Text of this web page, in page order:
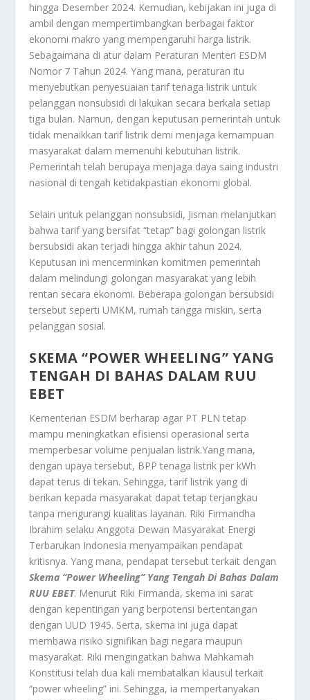
hingga Desember 2024. Kemudian, kebijakan ini juga di
ambil dengan mempertimbangkan berbagai faktor
ekonomi makro yang mempengaruhi harga listrik.
Sebagaimana di atur dalam Peraturan Menteri ESDM
Nomor 7 Tahun 2024. Yang mana, peraturan itu
menyebutkan penyesuaian tarif tenaga listrik untuk
pelanggan nonsubsidi di lakukan secara berkala setiap
tiga bulan. Namun, dengan keputusan pemerintah untuk
tidak menaikkan tarif listrik demi menjaga kemampuan
masyarakat dalam memenuhi kebutuhan listrik.
Pemerintah telah berupaya menjaga daya saing industri
nasional di tengah ketidakpastian ekonomi global.
Selain untuk pelanggan nonsubsidi, Jisman melanjutkan
bahwa tarif yang bersifat “tetap” bagi golongan listrik
bersubsidi akan terjadi hingga akhir tahun 2024.
Keputusan ini mencerminkan komitmen pemerintah
dalam melindungi golongan masyarakat yang lebih
rentan secara ekonomi. Beberapa golongan bersubsidi
tersebut seperti UMKM, rumah tangga miskin, serta
pelanggan sosial.
SKEMA “POWER WHEELING” YANG
TENGAH DI BAHAS DALAM RUU
EBET
Kementerian ESDM berharap agar PT PLN tetap
mampu meningkatkan efisiensi operasional serta
memperbesar volume penjualan listrik.Yang mana,
dengan upaya tersebut, BPP tenaga listrik per kWh
dapat terus di tekan. Sehingga, tarif listrik yang di
berikan kepada masyarakat dapat tetap terjangkau
tanpa mengurangi kualitas layanan. Riki Firmandha
Ibrahim selaku Anggota Dewan Masyarakat Energi
Terbarukan Indonesia menyampaikan pendapat
kritisnya. Yang mana, pendapat tersebut terkait dengan
Skema “Power Wheeling” Yang Tengah Di Bahas Dalam
RUU EBET. Menurut Riki Firmanda, skema ini sarat
dengan kepentingan yang berpotensi bertentangan
dengan UUD 1945. Serta, skema ini juga dapat
membawa risiko signifikan bagi negara maupun
masyarakat. Riki mengingatkan bahwa Mahkamah
Konstitusi telah dua kali membatalkan klausul terkait
“power wheeling” ini. Sehingga, ia mempertanyakan